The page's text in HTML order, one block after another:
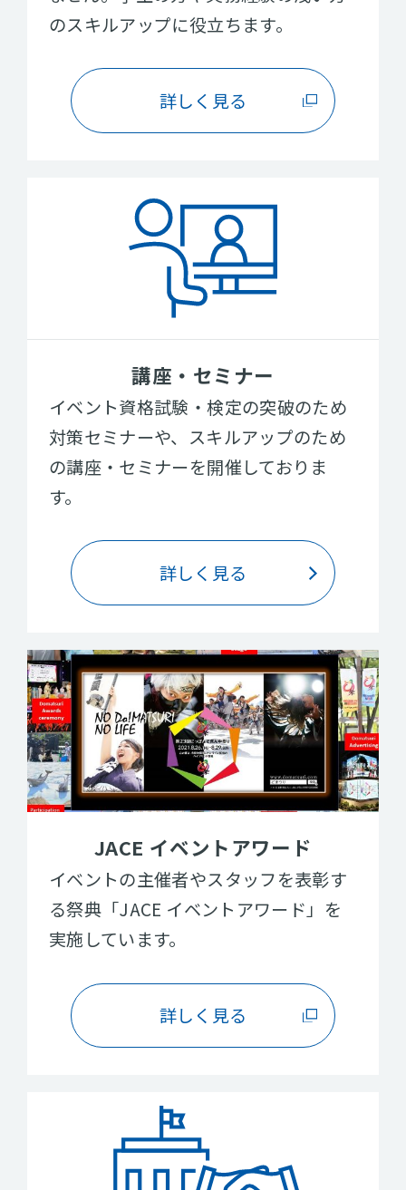
のスキルアップに役立ちます。
詳しく見る
講座・セミナー
イベント資格試験・検定の突破のため
対策セミナーや、スキルアップのため
の講座・セミナーを開催しておりま
す。
詳しく見る
JACE イベントアワード
イベントの主催者やスタッフを表彰す
る祭典「JACE イベントアワード」を
実施しています。
詳しく見る